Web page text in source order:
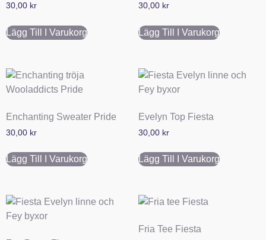
30,00 kr
Lägg Till I Varukorg
30,00 kr
Lägg Till I Varukorg
Enchanting Sweater Pride
30,00 kr
Lägg Till I Varukorg
Evelyn Top Fiesta
30,00 kr
Lägg Till I Varukorg
Fria Tee Fiesta